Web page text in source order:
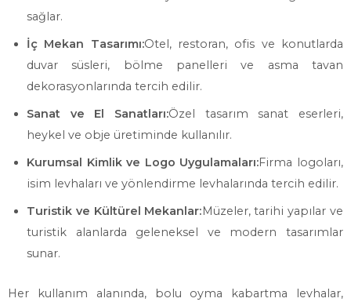
sağlar.
İç Mekan Tasarımı:Otel, restoran, ofis ve konutlarda
duvar süsleri, bölme panelleri ve asma tavan
dekorasyonlarında tercih edilir.
Sanat ve El Sanatları:Özel tasarım sanat eserleri,
heykel ve obje üretiminde kullanılır.
Kurumsal Kimlik ve Logo Uygulamaları:Firma logoları,
isim levhaları ve yönlendirme levhalarında tercih edilir.
Turistik ve Kültürel Mekanlar:Müzeler, tarihi yapılar ve
turistik alanlarda geleneksel ve modern tasarımlar
sunar.
Her kullanım alanında, bolu oyma kabartma levhalar,